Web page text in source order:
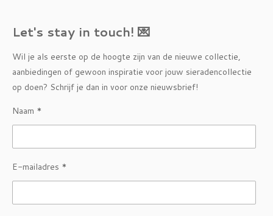
Let's stay in touch! 💌
Wil je als eerste op de hoogte zijn van de nieuwe collectie,
aanbiedingen of gewoon inspiratie voor jouw sieradencollectie
op doen? Schrijf je dan in voor onze nieuwsbrief!
Naam *
E-mailadres *